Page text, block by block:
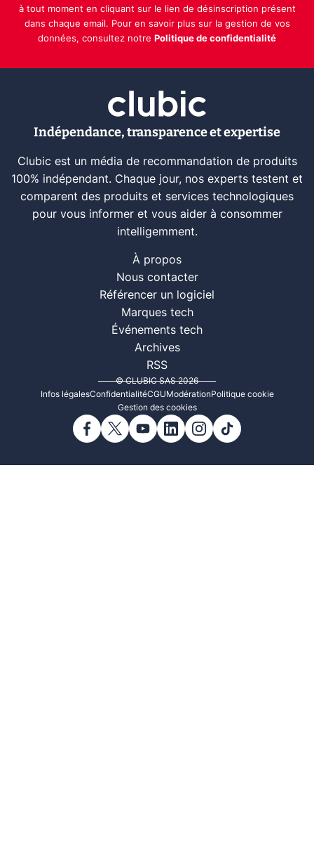
à tout moment en cliquant sur le lien de désinscription présent
dans chaque email. Pour en savoir plus sur la gestion de vos
données, consultez notre Politique de confidentialité
Indépendance, transparence et expertise
Clubic est un média de recommandation de produits
100% indépendant. Chaque jour, nos experts testent et
comparent des produits et services technologiques
pour vous informer et vous aider à consommer
intelligemment.
À propos
Nous contacter
Référencer un logiciel
Marques tech
Événements tech
Archives
RSS
© CLUBIC SAS 2026
Infos légalesConfidentialitéCGUModérationPolitique cookie
Gestion des cookies